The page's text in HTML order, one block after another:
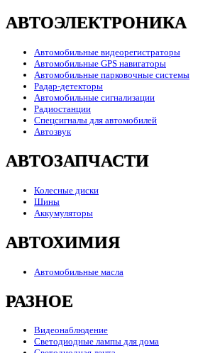
АВТОЭЛЕКТРОНИКА
Автомобильные видеорегистраторы
Автомобильные GPS навигаторы
Автомобильные парковочные системы
Радар-детекторы
Автомобильные сигнализации
Радиостанции
Спецсигналы для автомобилей
Автозвук
АВТОЗАПЧАСТИ
Колесные диски
Шины
Аккумуляторы
АВТОХИМИЯ
Автомобильные масла
РАЗНОЕ
Видеонаблюдение
Светодиодные лампы для дома